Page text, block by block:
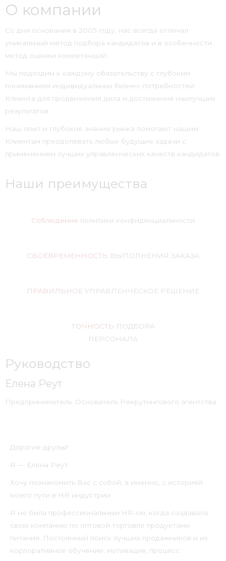
О компании
Со дня основания в 2005 году, нас всегда отличал
уникальный метод подбора кандидатов и в особенности
метод оценки компетенций.
Мы подходим к каждому обязательству с глубоким
пониманием индивидуальных бизнес-потребностей
Клиента для продвижения дела и достижения наилучших
результатов.
Наш опыт и глубокое знание рынка помогают нашим
Клиентам преодолевать любые будущие задачи с
применением лучших управленческих качеств кандидатов.
Наши преимущества
Соблюдение политики конфиденциальности
СВОЕВРЕМЕННОСТЬ ВЫПОЛНЕНИЯ ЗАКАЗА
ПРАВИЛЬНОЕ УПРАВЛЕНЧЕСКОЕ РЕШЕНИЕ
ТОЧНОСТЬ ПОДБОРА
ПЕРСОНАЛА
Руководство
Елена Реут
Предприниматель. Основатель Рекрутингового агентства
Дорогие друзья!
Я — Елена Реут.
Хочу познакомить Вас с собой, а именно, с историей
моего пути в HR индустрии.
Я не была профессиональным HR-ом, когда создавала
свою компанию по оптовой торговле продуктами
питания. Постоянный поиск лучших продажников и их
корпоративное обучение, мотивация, процесс